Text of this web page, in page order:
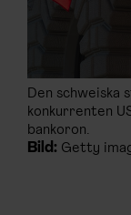
Den schweiska
konkurrenten
bankoron.
Bild: Getty